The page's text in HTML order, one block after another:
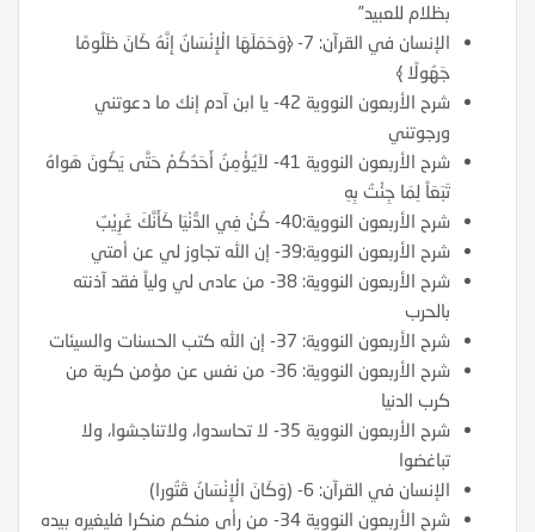
بظلام للعبيد”
الإنسان في القرآن: 7- ﴿وَحَمَلَهَا الْإِنْسَانُ إِنَّهُ كَانَ ظَلُومًا
جَهُولًا ﴾
شرح الأربعون النووية 42- يا ابن آدم إنك ما دعوتني
ورجوتني
شرح الأربعون النووية 41- لاَيُؤْمِنُ أَحَدُكُمْ حَتَّى يَكُونَ هَواهُ
تَبَعَاً لِمَا جِئْتُ بِهِ
شرح الأربعون النووية:40- كُنْ فِي الدُّنْيَا كَأَنَّكَ غَرِيْبٌ
شرح الأربعون النووية:39- إن الله تجاوز لي عن أمتي
شرح الأربعون النووية: 38- من عادى لي ولياً فقد آذنته
بالحرب
شرح الأربعون النووية: 37- إن الله كتب الحسنات والسيئات
شرح الأربعون النووية: 36- من نفس عن مؤمن كربة من
كرب الدنيا
شرح الأربعون النووية 35- لا تحاسدوا، ولاتناجشوا، ولا
تباغضوا
الإنسان في القرآن: 6- (وَكَانَ الْإِنْسَانُ قَتُورا)
شرح الأربعون النووية 34- من رأى منكم منكرا فليغيره بيده